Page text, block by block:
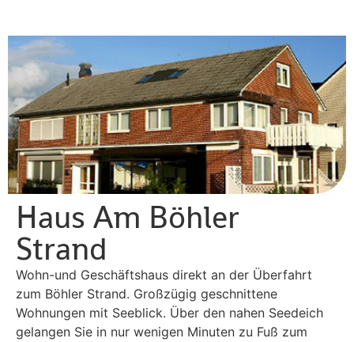
Haus Am Böhler
Strand
Wohn-und Geschäftshaus direkt an der Überfahrt
zum Böhler Strand. Großzügig geschnittene
Wohnungen mit Seeblick. Über den nahen Seedeich
gelangen Sie in nur wenigen Minuten zu Fuß zum